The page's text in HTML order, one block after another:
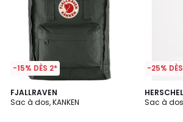
-15% DÈS 2*
FJALLRAVEN
Sac à dos, KANKEN
4,2
/ 5
-25%
HERSCHEL
Sac à dos
4,5
/ 5
3
Couleurs